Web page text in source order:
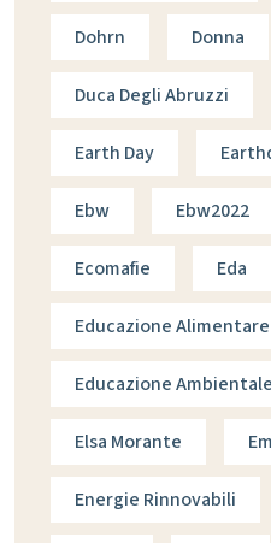
Dohrn Donna
Duca Degli Abruzzi
Earth Day
Ebw Ebw2022
Ecomafie Eda
Educazione Alimentare
Educazione Ambientale
Elsa Morante
Energie Rinnovabili